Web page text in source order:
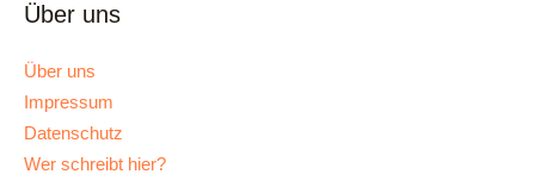
Über uns
Über uns
Impressum
Datenschutz
Wer schreibt hier?